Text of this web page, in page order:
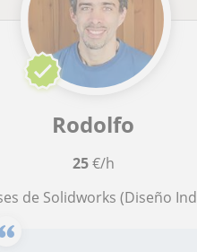
Rodolfo
25€/h
de Solidworks (Diseño Industrial)